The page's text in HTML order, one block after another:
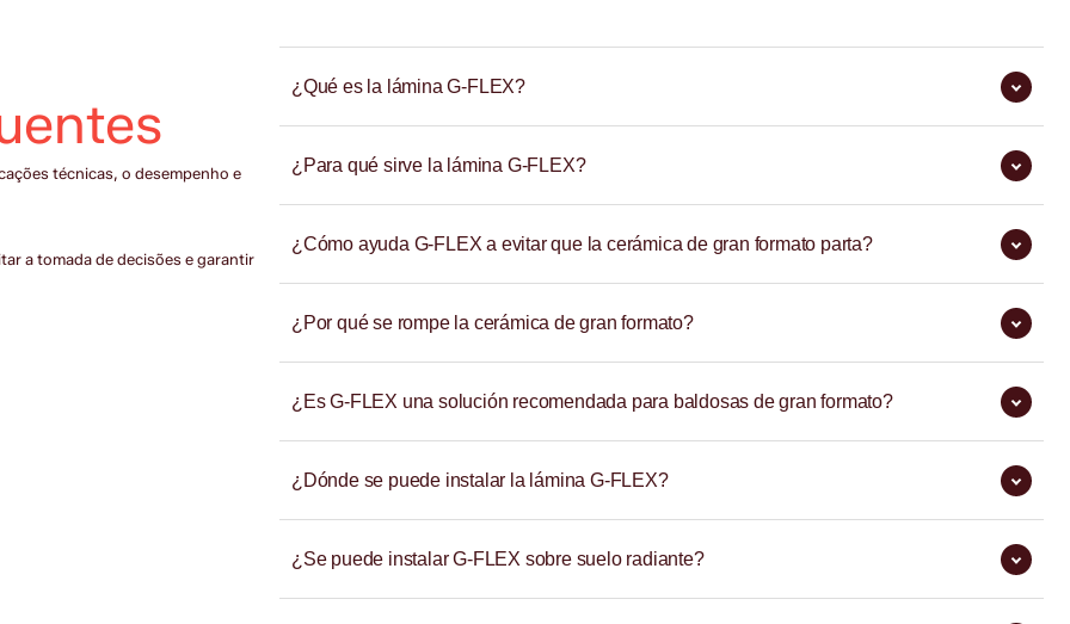
técnicas, o desempenho e
a tomada de decisões e garantir
¿Qué es la lámina G-FLEX?
¿Para qué sirve la lámina G-FLEX?
¿Cómo ayuda G-FLEX a evitar que la cerámica de gran formato parta?
¿Por qué se rompe la cerámica de gran formato?
¿Es G-FLEX una solución recomendada para baldosas de gran formato?
¿Dónde se puede instalar la lámina G-FLEX?
¿Se puede instalar G-FLEX sobre suelo radiante?